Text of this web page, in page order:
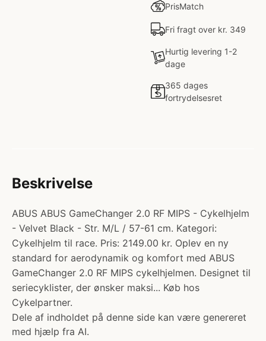
PrisMatch
Fri fragt over kr. 349
Hurtig levering 1-2
dage
365 dages
fortrydelsesret
Beskrivelse
ABUS ABUS GameChanger 2.0 RF MIPS - Cykelhjelm
- Velvet Black - Str. M/L / 57-61 cm. Kategori:
Cykelhjelm til race. Pris: 2149.00 kr. Oplev en ny
standard for aerodynamik og komfort med ABUS
GameChanger 2.0 RF MIPS cykelhjelmen. Designet til
seriecyklister, der ønsker maksi... Køb hos
Cykelpartner.
Dele af indholdet på denne side kan være genereret
med hjælp fra AI.